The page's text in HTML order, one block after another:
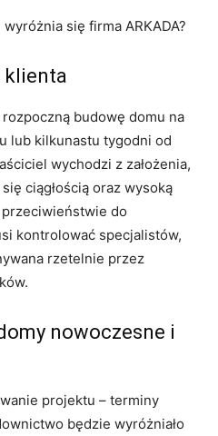
się firma ARKADA?
klienta
budowę domu na
lub kilkunastu tygodni od
wychodzi z założenia,
ciągłością oraz wysoką
przeciwieństwie do
kontrolować specjalistów,
rzetelnie przez
nowoczesne i
projektu – terminy
będzie wyróżniało